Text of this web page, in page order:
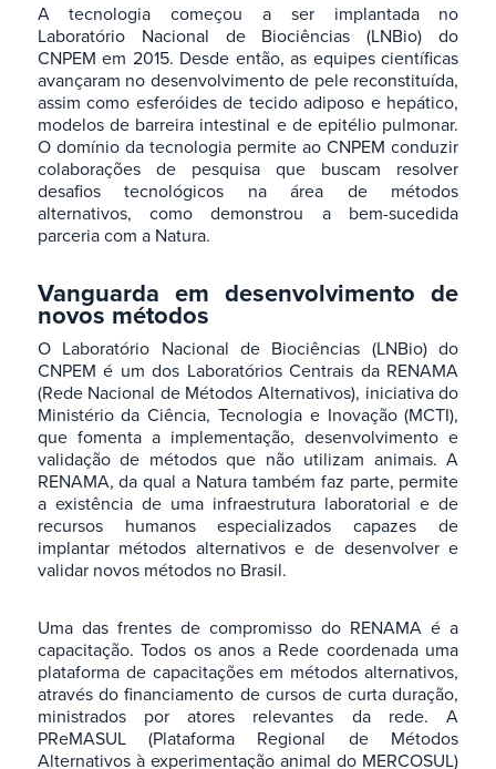
A tecnologia começou a ser implantada no
Laboratório Nacional de Biociências (LNBio) do
CNPEM em 2015. Desde então, as equipes científicas
avançaram no desenvolvimento de pele reconstituída,
assim como esferóides de tecido adiposo e hepático,
modelos de barreira intestinal e de epitélio pulmonar.
O domínio da tecnologia permite ao CNPEM conduzir
colaborações de pesquisa que buscam resolver
desafios tecnológicos na área de métodos
alternativos, como demonstrou a bem-sucedida
parceria com a Natura.
Vanguarda em desenvolvimento de
novos métodos
O Laboratório Nacional de Biociências (LNBio) do
CNPEM é um dos Laboratórios Centrais da RENAMA
(Rede Nacional de Métodos Alternativos), iniciativa do
Ministério da Ciência, Tecnologia e Inovação (MCTI),
que fomenta a implementação, desenvolvimento e
validação de métodos que não utilizam animais. A
RENAMA, da qual a Natura também faz parte, permite
a existência de uma infraestrutura laboratorial e de
recursos humanos especializados capazes de
implantar métodos alternativos e de desenvolver e
validar novos métodos no Brasil.
Uma das frentes de compromisso do RENAMA é a
capacitação. Todos os anos a Rede coordenada uma
plataforma de capacitações em métodos alternativos,
através do financiamento de cursos de curta duração,
ministrados por atores relevantes da rede. A
PReMASUL (Plataforma Regional de Métodos
Alternativos à experimentação animal do MERCOSUL)